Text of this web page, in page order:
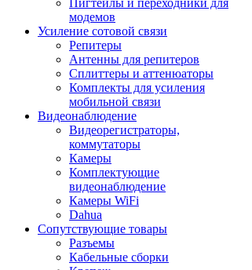
Пигтейлы и переходники для
модемов
Усиление сотовой связи
Репитеры
Антенны для репитеров
Сплиттеры и аттенюаторы
Комплекты для усиления
мобильной связи
Видеонаблюдение
Видеорегистраторы,
коммутаторы
Камеры
Комплектующие
видеонаблюдение
Камеры WiFi
Dahua
Сопутствующие товары
Разъемы
Кабельные сборки